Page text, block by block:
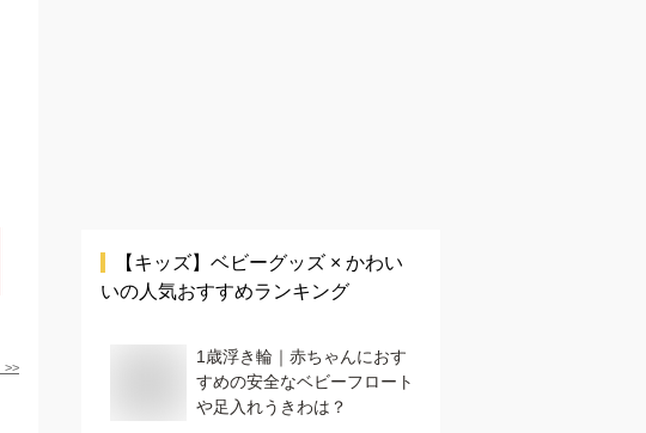
>>
【キッズ】 ベビーグッズ × かわい
いの人気おすすめランキング
1歳浮き輪｜赤ちゃんにおす
すめの安全なベビーフロート
や足入れうきわは？